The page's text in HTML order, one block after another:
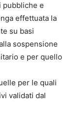
pubbliche e
effettuata la
su basi
sospensione
e per quello
per le quali
validati dal